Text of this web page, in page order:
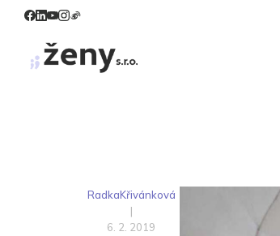
RadkaKřivánková
|
6. 2. 2019